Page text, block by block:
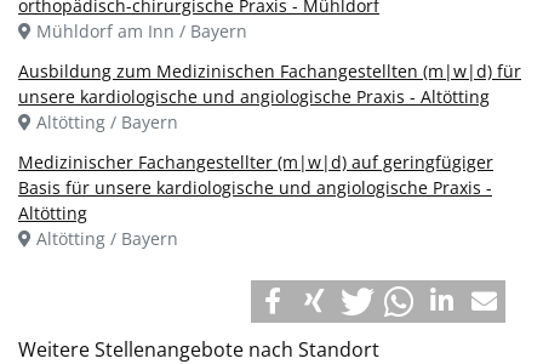
orthopädisch-chirurgische Praxis - Mühldorf
Mühldorf am Inn / Bayern
Ausbildung zum Medizinischen Fachangestellten (m|w|d) für
unsere kardiologische und angiologische Praxis - Altötting
Altötting / Bayern
Medizinischer Fachangestellter (m|w|d) auf geringfügiger
Basis für unsere kardiologische und angiologische Praxis -
Altötting
Altötting / Bayern
Weitere Stellenangebote nach Standort